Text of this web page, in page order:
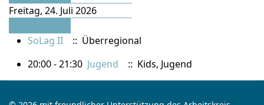
Freitag, 24. Juli 2026
SoLag II
:: Überregional
20:00 - 21:30 Jugend :: Kids, Jugend